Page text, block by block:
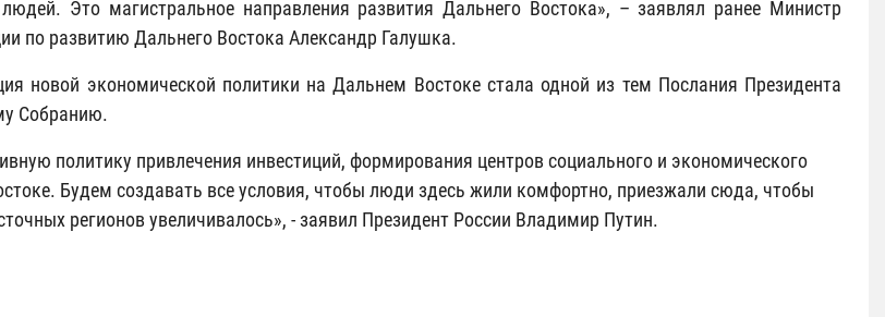
Это магистральное направления развития Дальнего Востока», – заявлял ранее Министр
по развитию Дальнего Востока Александр Галушка.
новой экономической политики на Дальнем Востоке стала одной из тем Послания Президента
Собранию.
политику привлечения инвестиций, формирования центров социального и экономического
Будем создавать все условия, чтобы люди здесь жили комфортно, приезжали сюда, чтобы
регионов увеличивалось», - заявил Президент России Владимир Путин.